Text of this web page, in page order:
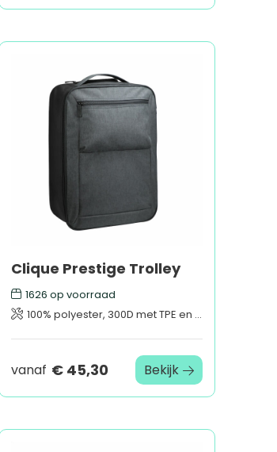
Clique Prestige Trolley
1626 op voorraad
100% polyester, 300D met TPE en PU-coating.
vanaf € 45,30 Bekijk